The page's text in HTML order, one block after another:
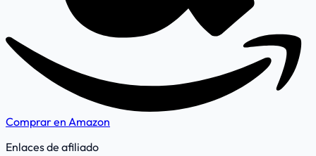
Comprar en Amazon
Enlaces de afiliado